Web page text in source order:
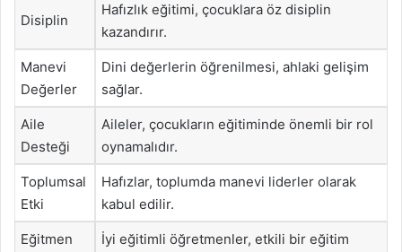
Disiplin
Hafızlık eğitimi, çocuklara öz disiplin
kazandırır.
Manevi
Değerler
Dini değerlerin öğrenilmesi, ahlaki gelişim
sağlar.
Aile
Desteği
Aileler, çocukların eğitiminde önemli bir rol
oynamalıdır.
Toplumsal
Etki
Hafızlar, toplumda manevi liderler olarak
kabul edilir.
Eğitmen
İyi eğitimli öğretmenler, etkili bir eğitim